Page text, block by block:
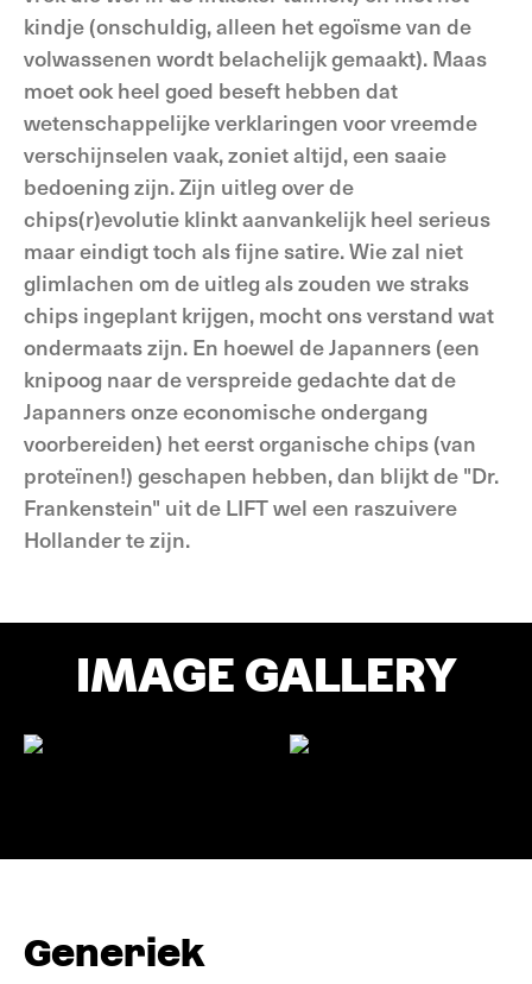
kindje (onschuldig, alleen het egoïsme van de
volwassenen wordt belachelijk gemaakt). Maas
moet ook heel goed beseft hebben dat
wetenschappelijke verklaringen voor vreemde
verschijnselen vaak, zoniet altijd, een saaie
bedoening zijn. Zijn uitleg over de
chips(r)evolutie klinkt aanvankelijk heel serieus
maar eindigt toch als fijne satire. Wie zal niet
glimlachen om de uitleg als zouden we straks
chips ingeplant krijgen, mocht ons verstand wat
ondermaats zijn. En hoewel de Japanners (een
knipoog naar de verspreide gedachte dat de
Japanners onze economische ondergang
voorbereiden) het eerst organische chips (van
proteïnen!) geschapen hebben, dan blijkt de "Dr.
Frankenstein" uit de LIFT wel een raszuivere
Hollander te zijn.
IMAGE GALLERY
Generiek